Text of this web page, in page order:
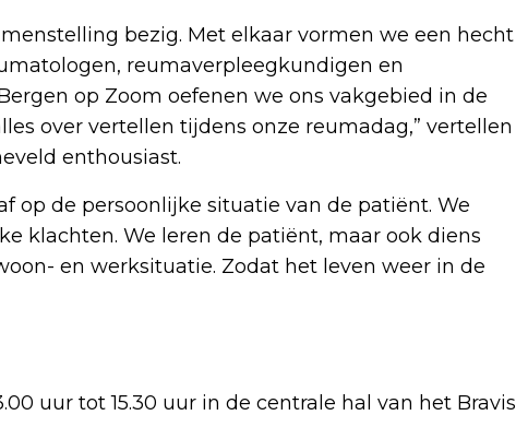
bezig. Met elkaar vormen we een hecht
reumaverpleegkundigen en
op Zoom oefenen we ons vakgebied in de
over vertellen tijdens onze reumadag,” vertellen
enthousiast.
op de persoonlijke situatie van de patiënt. We
klachten. We leren de patiënt, maar ook diens
en werksituatie. Zodat het leven weer in de
uur tot 15.30 uur in de centrale hal van het Bravis